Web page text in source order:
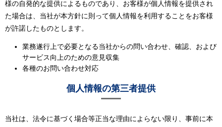
様の自発的な提供によるものであり、お客様が個人情報を提供され
た場合は、当社が本方針に則って個人情報を利用することをお客様
が許諾したものとします。
業務遂行上で必要となる当社からの問い合わせ、確認、および
サービス向上のための意見収集
各種のお問い合わせ対応
個人情報の第三者提供
当社は、法令に基づく場合等正当な理由によらない限り、事前に本